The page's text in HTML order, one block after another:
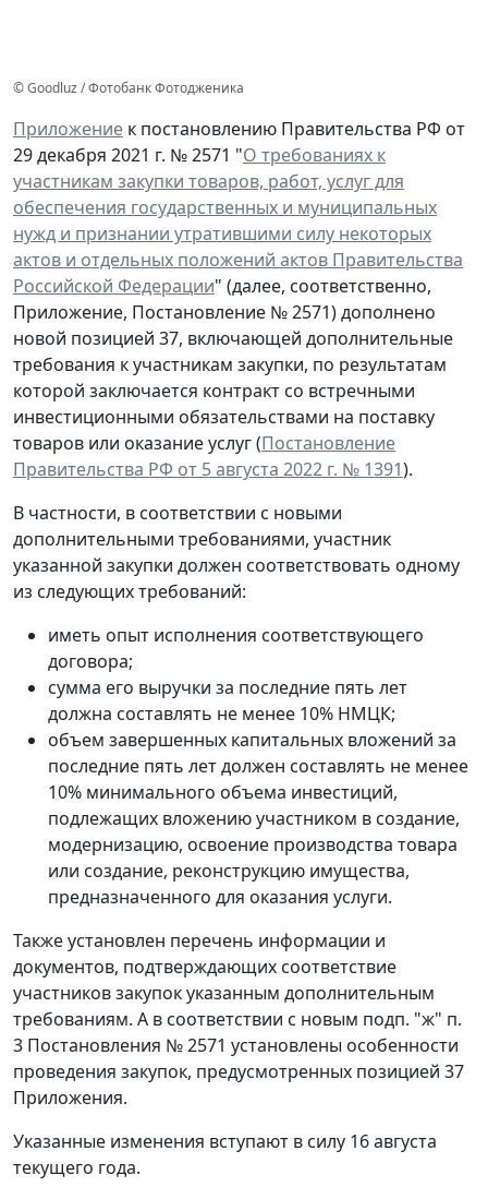
© Goodluz / Фотобанк Фотодженика
Приложение к постановлению Правительства РФ от
29 декабря 2021 г. № 2571 "О требованиях к
участникам закупки товаров, работ, услуг для
обеспечения государственных и муниципальных
нужд и признании утратившими силу некоторых
актов и отдельных положений актов Правительства
Российской Федерации" (далее, соответственно,
Приложение, Постановление № 2571) дополнено
новой позицией 37, включающей дополнительные
требования к участникам закупки, по результатам
которой заключается контракт со встречными
инвестиционными обязательствами на поставку
товаров или оказание услуг (Постановление
Правительства РФ от 5 августа 2022 г. № 1391).
В частности, в соответствии с новыми
дополнительными требованиями, участник
указанной закупки должен соответствовать одному
из следующих требований:
иметь опыт исполнения соответствующего
договора;
сумма его выручки за последние пять лет
должна составлять не менее 10% НМЦК;
объем завершенных капитальных вложений за
последние пять лет должен составлять не менее
10% минимального объема инвестиций,
подлежащих вложению участником в создание,
модернизацию, освоение производства товара
или создание, реконструкцию имущества,
предназначенного для оказания услуги.
Также установлен перечень информации и
документов, подтверждающих соответствие
участников закупок указанным дополнительным
требованиям. А в соответствии с новым подп. "ж" п.
3 Постановления № 2571 установлены особенности
проведения закупок, предусмотренных позицией 37
Приложения.
Указанные изменения вступают в силу 16 августа
текущего года.